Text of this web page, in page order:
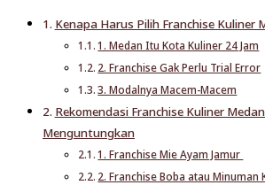
Kenapa Harus Pilih Franchise Kuliner
1. Medan Itu Kota Kuliner 24 Jam
2. Franchise Gak Perlu Trial Error
3. Modalnya Macem-Macem
Rekomendasi Franchise Kuliner
Menguntungkan
1. Franchise Mie Ayam Jamur
2. Franchise Boba atau Minuman